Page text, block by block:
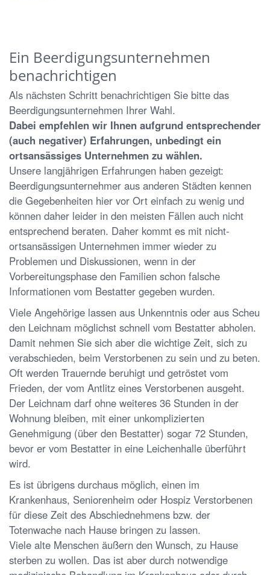
Ein Beerdigungsunternehmen
benachrichtigen
Als nächsten Schritt benachrichtigen Sie bitte das
Beerdigungsunternehmen Ihrer Wahl.
Dabei empfehlen wir Ihnen aufgrund entsprechender
(auch negativer) Erfahrungen, unbedingt ein
ortsansässiges Unternehmen zu wählen.
Unsere langjährigen Erfahrungen haben gezeigt:
Beerdigungsunternehmer aus anderen Städten kennen
die Gegebenheiten hier vor Ort einfach zu wenig und
können daher leider in den meisten Fällen auch nicht
entsprechend beraten. Daher kommt es mit nicht-
ortsansässigen Unternehmen immer wieder zu
Problemen und Diskussionen, wenn in der
Vorbereitungsphase den Familien schon falsche
Informationen vom Bestatter gegeben wurden.
Viele Angehörige lassen aus Unkenntnis oder aus Scheu
den Leichnam möglichst schnell vom Bestatter abholen.
Damit nehmen Sie sich aber die wichtige Zeit, sich zu
verabschieden, beim Verstorbenen zu sein und zu beten.
Oft werden Trauernde beruhigt und getröstet vom
Frieden, der vom Antlitz eines Verstorbenen ausgeht.
Der Leichnam darf ohne weiteres 36 Stunden in der
Wohnung bleiben, mit einer unkomplizierten
Genehmigung (über den Bestatter) sogar 72 Stunden,
bevor er vom Bestatter in eine Leichenhalle überführt
wird.
Es ist übrigens durchaus möglich, einen im
Krankenhaus, Seniorenheim oder Hospiz Verstorbenen
für diese Zeit des Abschiednehmens bzw. der
Totenwache nach Hause bringen zu lassen.
Viele alte Menschen äußern den Wunsch, zu Hause
sterben zu wollen. Das ist aber durch notwendige